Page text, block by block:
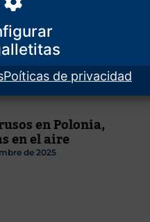
Poíticas de privacidad
el principio del fin (y
2024
en Polonia,
en el aire
de 2025